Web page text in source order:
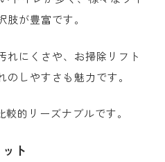
が豊富です。
れにくさや、お掃除リフト
しやすさも魅力です。
的リーズナブルです。
ト